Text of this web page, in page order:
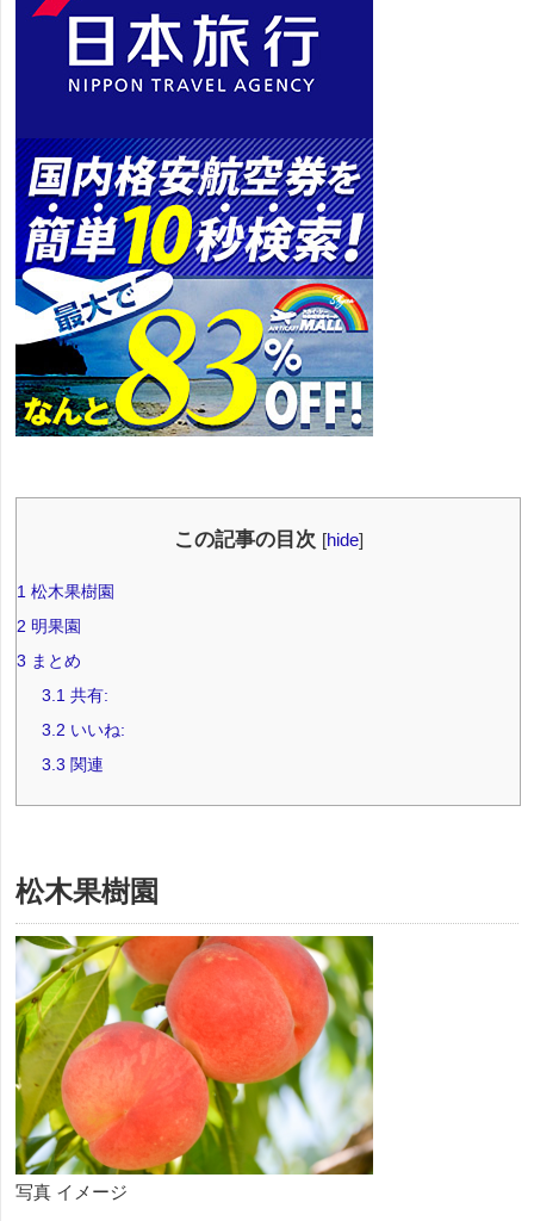
この記事の目次 [hide]
1 松木果樹園
2 明果園
3 まとめ
3.1 共有:
3.2 いいね:
3.3 関連
松木果樹園
写真 イメージ